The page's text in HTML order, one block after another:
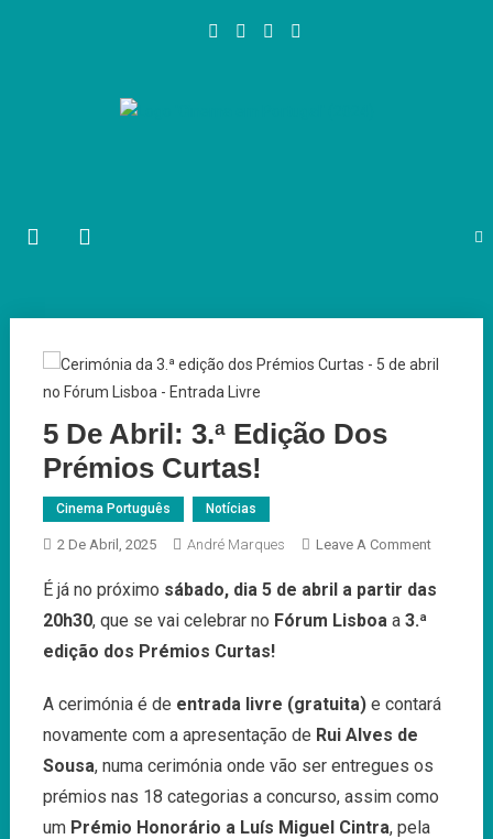
5 De Abril: 3.ª Edição Dos
Prémios Curtas!
Cinema Português Notícias
2 De Abril, 2025 André Marques Leave A CommentOn
De
Dos
É já no próximo sábado, dia 5 de abril a partir das
20h30, que se vai celebrar no Fórum Lisboa a 3.ª
edição dos Prémios Curtas!
A cerimónia é de entrada livre (gratuita)e contará
novamente com a apresentação de Rui Alves de
Sousa, numa cerimónia onde vão ser entregues os
prémios nas 18 categorias a concurso, assim como
um Prémio Honorário a Luís Miguel Cintra, pela